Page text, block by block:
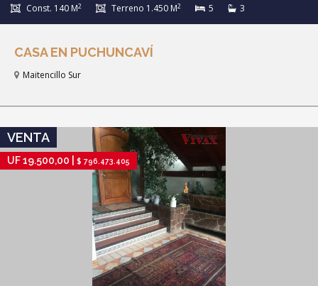
Const. 140 M2 Terreno 1.450 M2 5 3
CASA EN PUCHUNCAVÍ
Maitencillo Sur
VENTA
UF 19.500,00 | $ 796.473.405